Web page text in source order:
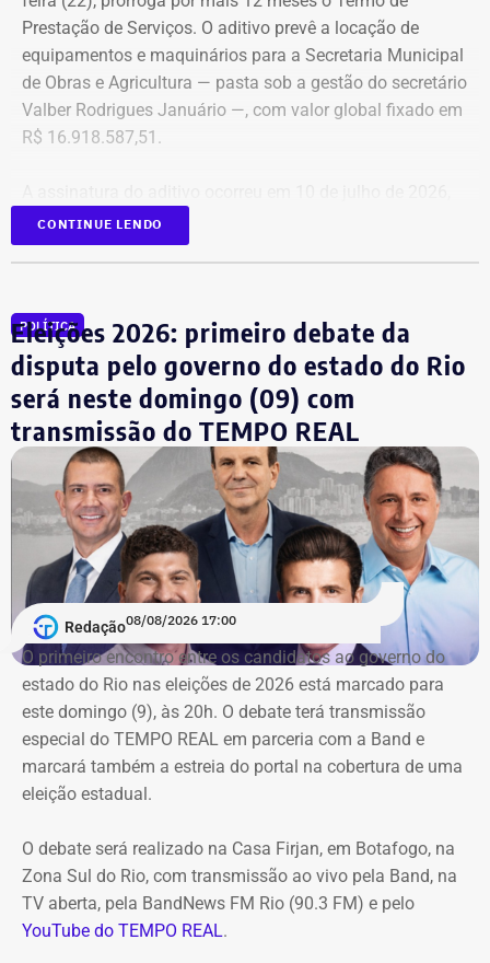
Locação de Veículos Ltda. e prevê a locação de quatro
SUVs zero quilômetro, com blindagem nível III-A, sem
motorista e sem fornecimento de combustível.
Cada automóvel custará R$ 8.977,78 por mês,
Prestação de Serviços. O aditivo prevê a locação de
equipamentos e maquinários para a Secretaria Municipal
de Obras e Agricultura — pasta sob a gestão do secretário
Valber Rodrigues Januário —, com valor global fixado em
R$ 16.918.587,51.
garantindo a continuidade da prestação de serviços com
a emissão de uma nota de empenho parcial inicial no
TCE diz que falhas em outro contrato
contrariam princípio da Lei de
Licitações
A nova prorrogação contratualganha destaque em meio
ao cerco do órgãocontra as contratações do município
com a mesma prestadora de serviços.
Conforme noticiado no último sábado (18), o plenário do
TCE determinou, por unanimidade, que a Prefeitura de
Duque de Caxias anule no prazo de 15 dias o contrato
firmado com a Geo Ambiental para o mesmo fim
(locação de maquinários e equipamentos). Na ocasião, a
Corte ordenou também a suspensão imediata dos
pagamentos decorrentes do acordo milionário, que
ultrapassava R$ 100 milhões.
Montebello Willeman, que apontou uma série de
irregularidades no planejamento da concorrência
eletrônica SRP nº 041/2025 e concluiu que os problemas
comprometem a competitividade do certame e, além
CONTINUE LENDO
POLÍTICA
Eleições 2026: primeiro debate da
disputa pelo governo do estado do Rio
será neste domingo (09) com
transmissão do TEMPO REAL
Redação08/08/2026 17:00
O primeiro encontro entre os candidatos ao ⁠governo do
estado do Rio nas eleições de 2026 está marcado para
este domingo (9), às 20h. O debate terá transmissão
especial do TEMPO REAL em parceria com a Band e
marcará também a estreia do portal na cobertura de uma
eleição estadual.
O debate será realizado na Casa Firjan, em Botafogo, na
Zona Sul do Rio, com transmissão ao vivo pela Band, na
TV aberta, pela BandNews FM Rio (90.3 FM) e pelo
YouTube do TEMPO REAL.